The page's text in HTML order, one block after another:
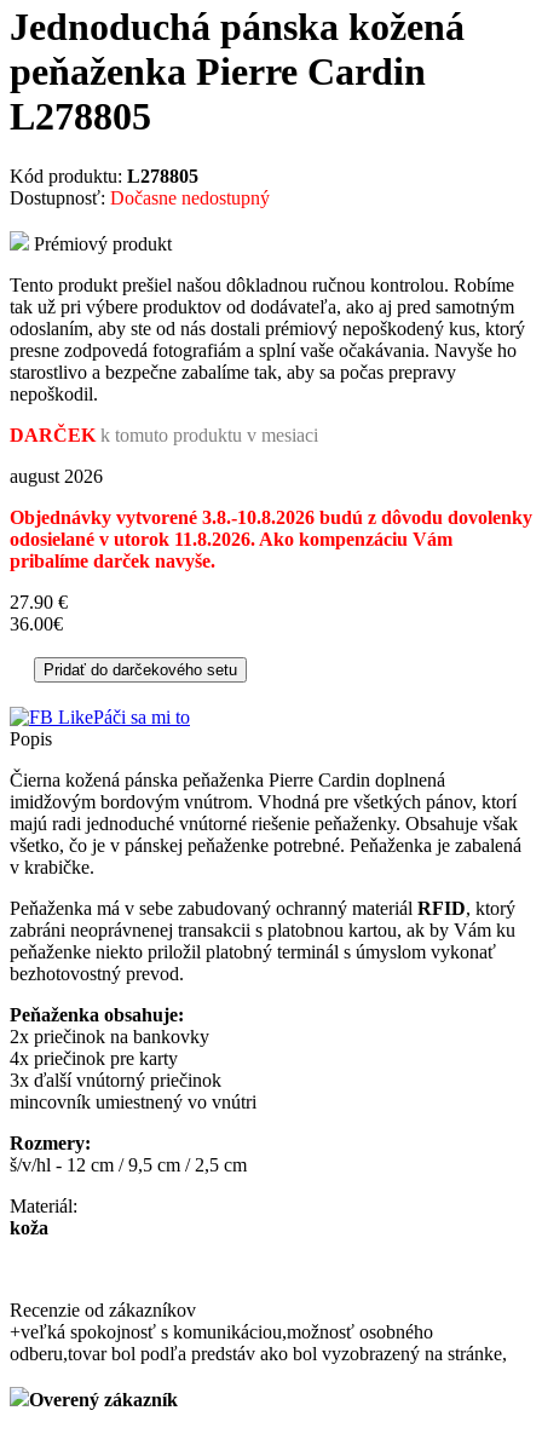
Jednoduchá pánska kožená
peňaženka Pierre Cardin
L278805
Kód produktu: L278805
Dostupnosť: Dočasne nedostupný
Prémiový produkt
Tento produkt prešiel našou dôkladnou ručnou kontrolou. Robíme
tak už pri výbere produktov od dodávateľa, ako aj pred samotným
odoslaním, aby ste od nás dostali prémiový nepoškodený kus, ktorý
presne zodpovedá fotografiám a splní vaše očakávania. Navyše ho
starostlivo a bezpečne zabalíme tak, aby sa počas prepravy
nepoškodil.
DARČEK k tomuto produktu v mesiaci
august 2026
Objednávky vytvorené 3.8.-10.8.2026 budú z dôvodu dovolenky
odosielané v utorok 11.8.2026. Ako kompenzáciu Vám
pribalíme darček navyše.
27.90 €
36.00€
Páči sa mi to
Popis
Čierna kožená pánska peňaženka Pierre Cardin doplnená
imidžovým bordovým vnútrom. Vhodná pre všetkých pánov, ktorí
majú radi jednoduché vnútorné riešenie peňaženky. Obsahuje však
všetko, čo je v pánskej peňaženke potrebné. Peňaženka je zabalená
v krabičke.
Peňaženka má v sebe zabudovaný ochranný materiál RFID, ktorý
zabráni neoprávnenej transakcii s platobnou kartou, ak by Vám ku
peňaženke niekto priložil platobný terminál s úmyslom vykonať
bezhotovostný prevod.
Peňaženka obsahuje:
2x priečinok na bankovky
4x priečinok pre karty
3x ďalší vnútorný priečinok
mincovník umiestnený vo vnútri
Rozmery:
š/v/hl - 12 cm / 9,5 cm / 2,5 cm
Materiál:
koža
Recenzie od zákazníkov
+veľká spokojnosť s komunikáciou,možnosť osobného
odberu,tovar bol podľa predstáv ako bol vyzobrazený na stránke,
Overený zákazník